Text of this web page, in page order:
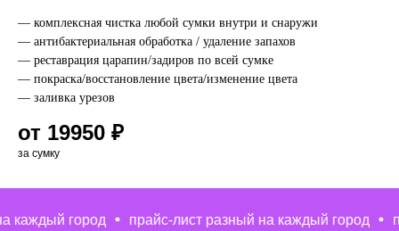
— комплексная чистка любой сумки внутри и снаружи
— антибактериальная обработка / удаление запахов
— реставрация царапин/задиров по всей сумке
— покраска/восстановление цвета/изменение цвета
— заливка урезов
от 19950 ₽
за сумку
город прайс-лист разный на каждый город